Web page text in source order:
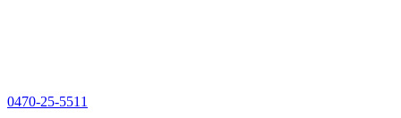
0470-25-5511